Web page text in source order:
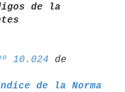
10.024 de
de la Norma